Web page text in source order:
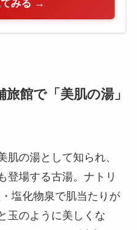
みる →
館で「美肌の湯」
肌の湯として知られ、
登場する古湯。ナトリ
塩化物泉で肌当たりが
玉のように美しくな